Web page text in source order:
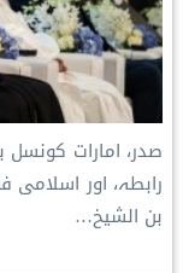
صدر، امارات
رابطہ، اور
بن الشیخ…